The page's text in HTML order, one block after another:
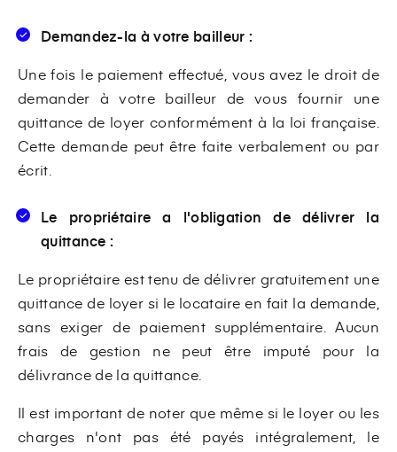
Demandez-la à votre bailleur :
Une fois le paiement effectué, vous avez le droit de
demander à votre bailleur de vous fournir une
quittance de loyer conformément à la loi française.
Cette demande peut être faite verbalement ou par
écrit.
Le propriétaire a l'obligation de délivrer la
quittance :
Le propriétaire est tenu de délivrer gratuitement une
quittance de loyer si le locataire en fait la demande,
sans exiger de paiement supplémentaire. Aucun
frais de gestion ne peut être imputé pour la
délivrance de la quittance.
Il est important de noter que même si le loyer ou les
charges n'ont pas été payés intégralement, le